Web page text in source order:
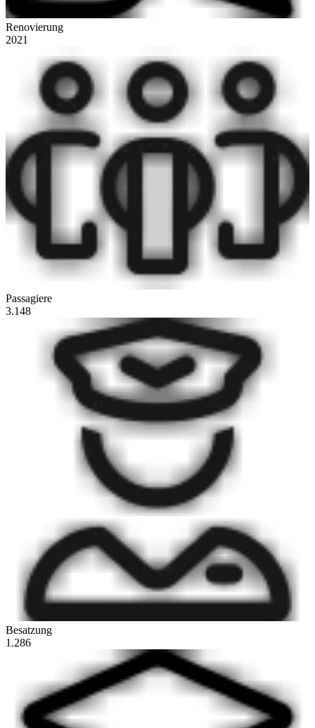
Renovierung
2021
Passagiere
3.148
Besatzung
1.286